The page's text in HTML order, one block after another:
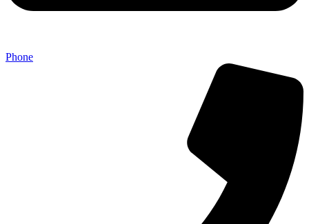
Phone